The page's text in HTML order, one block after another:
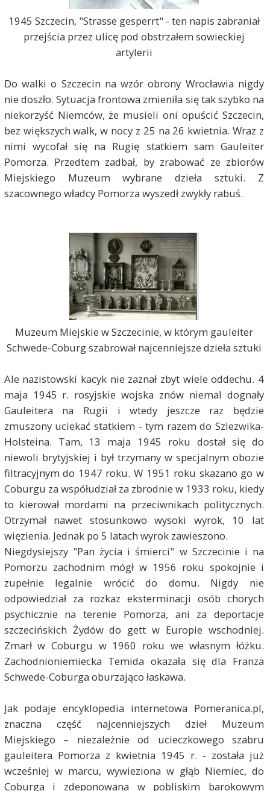
1945 Szczecin, "Strasse gesperrt" - ten napis zabraniał
przejścia przez ulicę pod obstrzałem sowieckiej
artylerii
Do walki o Szczecin na wzór obrony Wrocławia nigdy
nie doszło. Sytuacja frontowa zmieniła się tak szybko na
niekorzyść Niemców, że musieli oni opuścić Szczecin,
bez większych walk, w nocy z 25 na 26 kwietnia. Wraz z
nimi wycofał się na Rugię statkiem sam Gauleiter
Pomorza. Przedtem zadbał, by zrabować ze zbiorów
Miejskiego Muzeum wybrane dzieła sztuki. Z
szacownego władcy Pomorza wyszedł zwykły rabuś.
Muzeum Miejskie w Szczecinie, w którym gauleiter
Schwede-Coburg szabrował najcenniejsze dzieła sztuki
Ale nazistowski kacyk nie zaznał zbyt wiele oddechu. 4
maja 1945 r. rosyjskie wojska znów niemal dognały
Gauleitera na Rugii i wtedy jeszcze raz będzie
zmuszony uciekać statkiem - tym razem do Szlezwika-
Holsteina. Tam, 13 maja 1945 roku dostał się do
niewoli brytyjskiej i był trzymany w specjalnym obozie
filtracyjnym do 1947 roku. W 1951 roku skazano go w
Coburgu za współudział za zbrodnie w 1933 roku, kiedy
to kierował mordami na przeciwnikach politycznych.
Otrzymał nawet stosunkowo wysoki wyrok, 10 lat
więzienia. Jednak po 5 latach wyrok zawieszono.
Niegdysiejszy "Pan życia i śmierci" w Szczecinie i na
Pomorzu zachodnim mógł w 1956 roku spokojnie i
zupełnie legalnie wrócić do domu. Nigdy nie
odpowiedział za rozkaz eksterminacji osób chorych
psychicznie na terenie Pomorza, ani za deportacje
szczecińskich Żydów do gett w Europie wschodniej.
Zmarł w Coburgu w 1960 roku we własnym łóżku.
Zachodnioniemiecka Temida okazała się dla Franza
Schwede-Coburga oburzająco łaskawa.
Jak podaje encyklopedia internetowa Pomeranica.pl,
znaczna część najcenniejszych dzieł Muzeum
Miejskiego – niezależnie od ucieczkowego szabru
gauleitera Pomorza z kwietnia 1945 r. - została już
wcześniej w marcu, wywieziona w głąb Niemiec, do
Coburga i zdeponowana w pobliskim barokowym